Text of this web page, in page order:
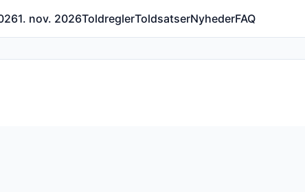
1. nov. 2026ToldreglerToldsatserNyhederFAQ